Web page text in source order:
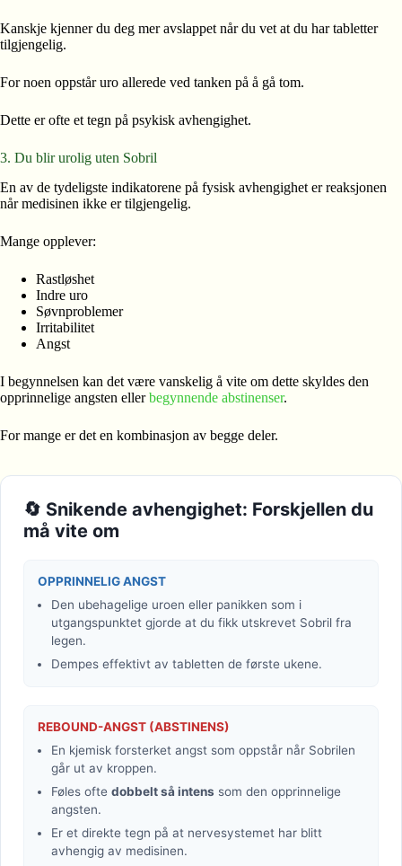
Kanskje kjenner du deg mer avslappet når du vet at du har tabletter
tilgjengelig.
For noen oppstår uro allerede ved tanken på å gå tom.
Dette er ofte et tegn på psykisk avhengighet.
3. Du blir urolig uten Sobril
En av de tydeligste indikatorene på fysisk avhengighet er reaksjonen
når medisinen ikke er tilgjengelig.
Mange opplever:
Rastløshet
Indre uro
Søvnproblemer
Irritabilitet
Angst
I begynnelsen kan det være vanskelig å vite om dette skyldes den
opprinnelige angsten ellerbegynnende abstinenser.
For mange er det en kombinasjon av begge deler.
🔄 Snikende avhengighet: Forskjellen du
må vite om
OPPRINNELIG ANGST
Den ubehagelige uroen eller panikken som i
utgangspunktet gjorde at du fikk utskrevet Sobril fra
legen.
Dempes effektivt av tabletten de første ukene.
REBOUND-ANGST (ABSTINENS)
En kjemisk forsterket angst som oppstår når Sobrilen
går ut av kroppen.
Føles ofte dobbelt så intens som den opprinnelige
angsten.
Er et direkte tegn på at nervesystemet har blitt
avhengig av medisinen.